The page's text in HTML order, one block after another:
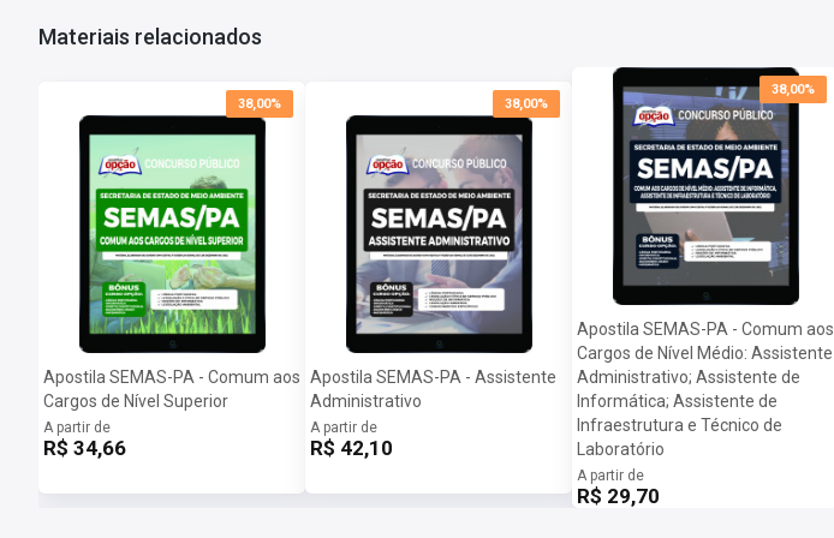
Materiais relacionados
38,00%
Apostila SEMAS-PA - Comum aos
Cargos de Nível Superior
A partir de
R$ 34,66
38,00%
Apostila SEMAS-PA - Assistente
Administrativo
A partir de
R$ 42,10
38,00%
Apostila SEMAS-PA - Comum aos
Cargos de Nível Médio: Assistente
Administrativo; Assistente de
Informática; Assistente de
Infraestrutura e Técnico de
Laboratório
A partir de
R$ 29,70